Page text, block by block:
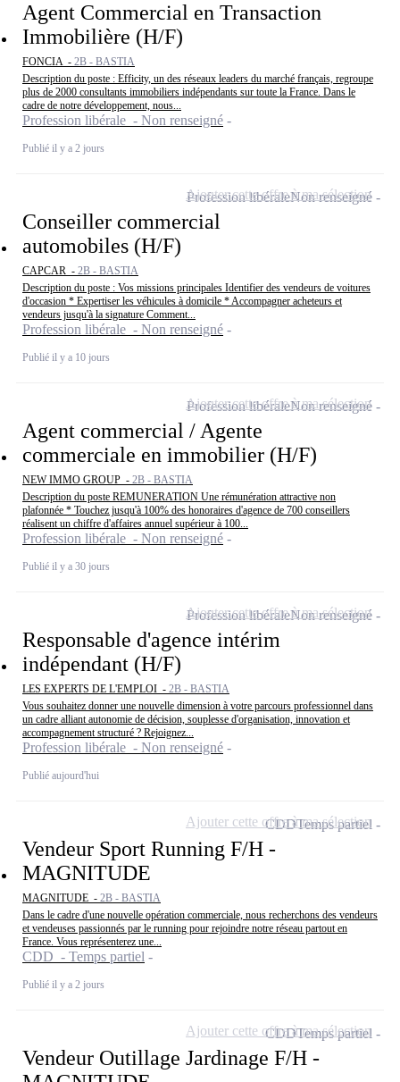
Agent Commercial en Transaction
Immobilière (H/F)
FONCIA - 2B - BASTIA
Description du poste : Efficity, un des réseaux leaders du marché français, regroupe
plus de 2000 consultants immobiliers indépendants sur toute la France. Dans le
cadre de notre développement, nous...
Profession libérale - Non renseigné
Publié il y a 2 jours
Conseiller commercial
automobiles (H/F)
CAPCAR - 2B - BASTIA
Description du poste : Vos missions principales Identifier des vendeurs de voitures
d'occasion * Expertiser les véhicules à domicile * Accompagner acheteurs et
vendeurs jusqu'à la signature Comment...
Profession libérale - Non renseigné
Publié il y a 10 jours
Profession libéraleNon renseigné
Ajouter cette offre à ma sélection
Agent commercial / Agente
commerciale en immobilier (H/F)
NEW IMMO GROUP - 2B - BASTIA
Description du poste REMUNERATION Une rémunération attractive non
plafonnée * Touchez jusqu'à 100% des honoraires d'agence de 700 conseillers
réalisent un chiffre d'affaires annuel supérieur à 100...
Profession libérale - Non renseigné
Publié il y a 30 jours
Profession libéraleNon renseigné
Ajouter cette offre à ma sélection
Responsable d'agence intérim
indépendant (H/F)
LES EXPERTS DE L'EMPLOI - 2B - BASTIA
Vous souhaitez donner une nouvelle dimension à votre parcours professionnel dans
un cadre alliant autonomie de décision, souplesse d'organisation, innovation et
accompagnement structuré ? Rejoignez...
Profession libérale - Non renseigné
Publié aujourd'hui
Profession libéraleNon renseigné
Ajouter cette offre à ma sélection
Vendeur Sport Running F/H -
MAGNITUDE
MAGNITUDE - 2B - BASTIA
Dans le cadre d'une nouvelle opération commerciale, nous recherchons des vendeurs
et vendeuses passionnés par le running pour rejoindre notre réseau partout en
France. Vous représenterez une...
CDD - Temps partiel
Publié il y a 2 jours
CDDTemps partiel
Ajouter cette offre à ma sélection
Vendeur Outillage Jardinage F/H -
CDDTemps partiel
Ajouter cette offre à ma sélection